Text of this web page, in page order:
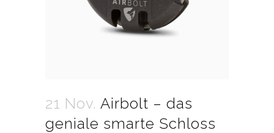
21 Nov. Airbolt – das
geniale smarte Schloss